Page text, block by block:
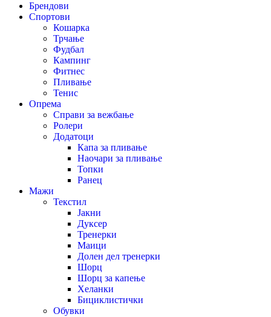
Брендови
Спортови
Кошарка
Трчање
Фудбал
Кампинг
Фитнес
Пливање
Тенис
Опрема
Справи за вежбање
Ролери
Додатоци
Капа за пливање
Наочари за пливање
Топки
Ранец
Мажи
Текстил
Јакни
Дуксер
Тренерки
Маици
Долен дел тренерки
Шорц
Шорц за капење
Хеланки
Бициклистички
Обувки